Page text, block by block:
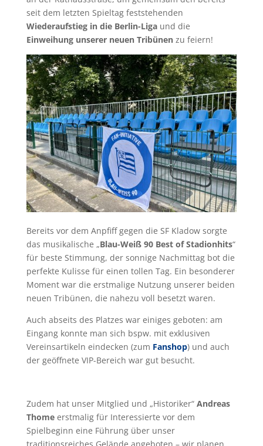
seit dem letzten Spieltag feststehenden
Wiederaufstieg in die Berlin-Ligaund die
Einweihung unserer neuen Tribünenzu feiern!
Bereits vor dem Anpfiff gegen die SF Kladow sorgte
das musikalische „Blau-Weiß 90 Best of Stadionhits“
für beste Stimmung, der sonnige Nachmittag bot die
perfekte Kulisse für einen tollen Tag. Ein besonderer
Moment war die erstmalige Nutzung unserer beiden
neuen Tribünen, die nahezu voll besetzt waren.
Auch abseits des Platzes war einiges geboten: am
Eingang konnte man sich bspw. mit exklusiven
Vereinsartikeln eindecken (zum Fanshop) und auch
der geöffnete VIP-Bereich war gut besucht.
Zudem hat unser Mitglied und „Historiker“ Andreas
Thomeerstmalig für Interessierte vor dem
Spielbeginn eine Führung über unser
traditionsreiches Gelände angeboten – wir planen